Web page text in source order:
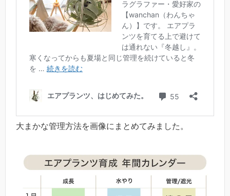
大まかな管理方法を画像にまとめてみました。